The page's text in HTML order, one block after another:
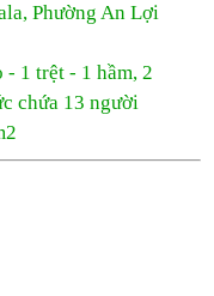
Phường An Lợi
- 1 trệt - 1 hầm, 2
chứa 13 người